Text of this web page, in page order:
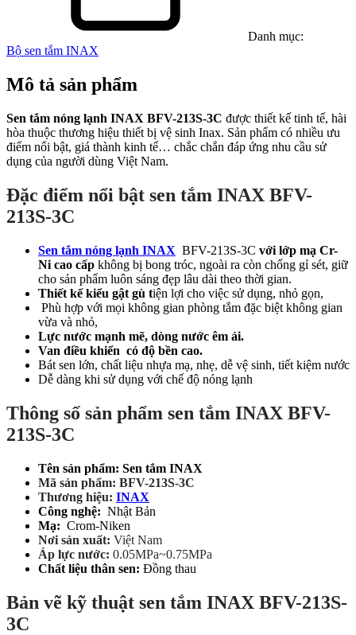
Danh mục:
Bộ sen tắm INAX
Mô tả sản phẩm
Sen tắm nóng lạnh INAX BFV-213S-3C được thiết kế tinh tế, hài
hòa thuộc thương hiệu thiết bị vệ sinh Inax. Sản phẩm có nhiều ưu
điểm nổi bật, giá thành kinh tế… chắc chắn đáp ứng nhu cầu sử
dụng của người dùng Việt Nam.
Đặc điểm nổi bật sen tắm INAX BFV-
213S-3C
Sen tắm nóng lạnh INAX BFV-213S-3C với lớp mạ Cr-
Ni cao cấp không bị bong tróc, ngoài ra còn chống gỉ sét, giữ
cho sản phẩm luôn sáng đẹp lâu dài theo thời gian.
Thiết kế kiểu gật gù tiện lợi cho việc sử dụng, nhỏ gọn,
Phù hợp với mọi không gian phòng tắm đặc biệt không gian
vừa và nhỏ,
Lực nước mạnh mẽ, dòng nước êm ái.
Van điều khiển có độ bền cao.
Bát sen lớn, chất liệu nhựa mạ, nhẹ, dễ vệ sinh, tiết kiệm nước
Dễ dàng khi sử dụng với chế độ nóng lạnh
Thông số sản phẩm sen tắm INAX BFV-
213S-3C
Tên sản phẩm: Sen tắm INAX
Mã sản phẩm: BFV-213S-3C
Thương hiệu: INAX
Công nghệ: Nhật Bản
Mạ: Crom-Niken
Nơi sản xuất: Việt Nam
Áp lực nước: 0.05MPa~0.75MPa
Chất liệu thân sen: Đồng thau
Bản vẽ kỹ thuật sen tắm INAX BFV-213S-
3C